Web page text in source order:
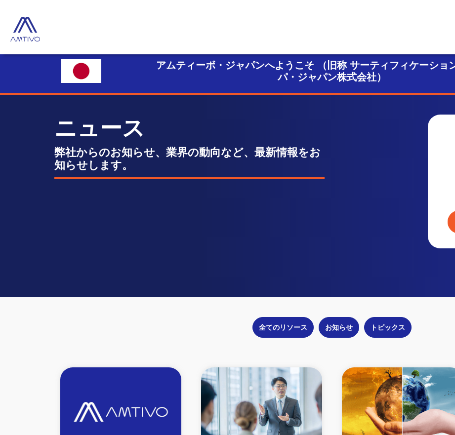
アムティーボ・ジャパンへようこそ （旧称 サーティフィケーショ
パ・ジャパン株式会社）
ニュース
弊社からのお知らせ、業界の動向など、最新情報をお
知らせします。
全てのリソース お知らせ トピックス